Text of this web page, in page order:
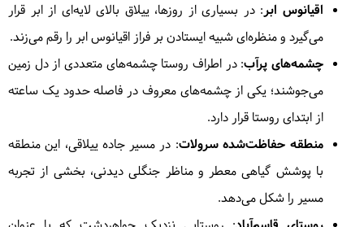
اقیانوس ابر: در بسیاری از روزها، ییلاق بالای لایه‌ای از ابر قرار
می‌گیرد و منظره‌ای شبیه ایستادن بر فراز اقیانوس ابر را رقم می‌زند.
چشمه‌های پرآب: در اطراف روستا چشمه‌های متعددی از دل زمین
می‌جوشند؛ یکی از چشمه‌های معروف در فاصله حدود یک ساعته
از ابتدای روستا قرار دارد.
منطقه حفاظت‌شده سرولات: در مسیر جاده ییلاقی، این منطقه
با پوشش گیاهی معطر و مناظر جنگلی دیدنی، بخشی از تجربه
مسیر را شکل می‌دهد.